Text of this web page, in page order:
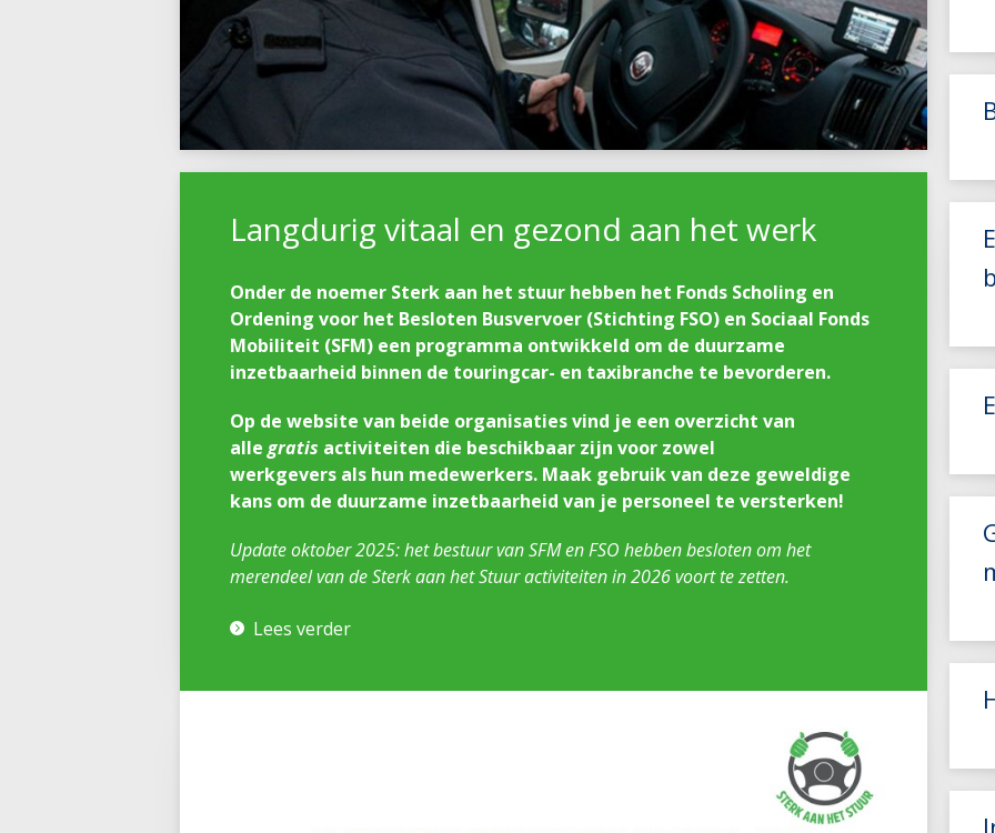
Langdurig vitaal en gezond aan het werk
Onder de noemer Sterk aan het stuur hebben het Fonds Scholing en
Ordening voor het Besloten Busvervoer (Stichting FSO) en Sociaal Fonds
Mobiliteit (SFM) een programma ontwikkeld om de duurzame
inzetbaarheid binnen de touringcar- en taxibranche te bevorderen.
Op de website van beide organisaties vind je een overzicht van
alle gratis activiteiten die beschikbaar zijn voor zowel
werkgevers als hun medewerkers. Maak gebruik van deze geweldige
kans om de duurzame inzetbaarheid van je personeel te versterken!
Update oktober 2025: het bestuur van SFM en FSO hebben besloten om het
merendeel van de Sterk aan het Stuur activiteiten in 2026 voort te zetten.
Lees verder